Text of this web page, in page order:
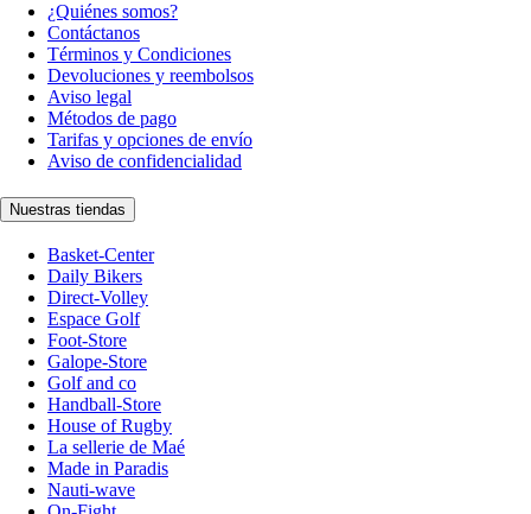
¿Quiénes somos?
Contáctanos
Términos y Condiciones
Devoluciones y reembolsos
Aviso legal
Métodos de pago
Tarifas y opciones de envío
Aviso de confidencialidad
Nuestras tiendas
Basket-Center
Daily Bikers
Direct-Volley
Espace Golf
Foot-Store
Galope-Store
Golf and co
Handball-Store
House of Rugby
La sellerie de Maé
Made in Paradis
Nauti-wave